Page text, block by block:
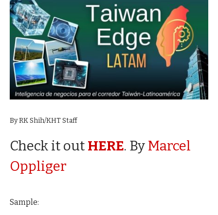
By RK Shih/KHT Staff
Check it out HERE. By Marcel
Oppliger
Sample: